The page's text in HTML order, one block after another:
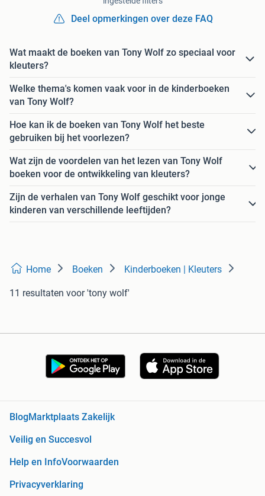
Deel opmerkingen over deze FAQ
Wat maakt de boeken van Tony Wolf zo speciaal voor
kleuters?
Welke thema's komen vaak voor in de kinderboeken
van Tony Wolf?
Hoe kan ik de boeken van Tony Wolf het beste
gebruiken bij het voorlezen?
Wat zijn de voordelen van het lezen van Tony Wolf
boeken voor de ontwikkeling van kleuters?
Zijn de verhalen van Tony Wolf geschikt voor jonge
kinderen van verschillende leeftijden?
Home Boeken Kinderboeken | Kleuters
11 resultaten voor 'tony wolf'
BlogMarktplaats Zakelijk
Veilig en Succesvol
Help en InfoVoorwaarden
Privacyverklaring